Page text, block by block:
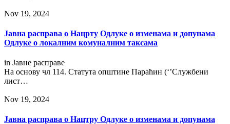
Nov 19, 2024
Jавнa расправa о Нацрту Одлуке о изменама и допунама
Одлуке о локалним комуналним таксама
in Јавне расправе
На основу чл 114. Статута општине Параћин (‘’Службени
лист…
Nov 19, 2024
Jавнa расправa о Нацтру Одлуке о изменама и допунама